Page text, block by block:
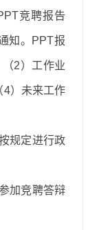
竞聘报告
知。PPT报
2）工作业
4）未来工作
定进行政
加竞聘答辩